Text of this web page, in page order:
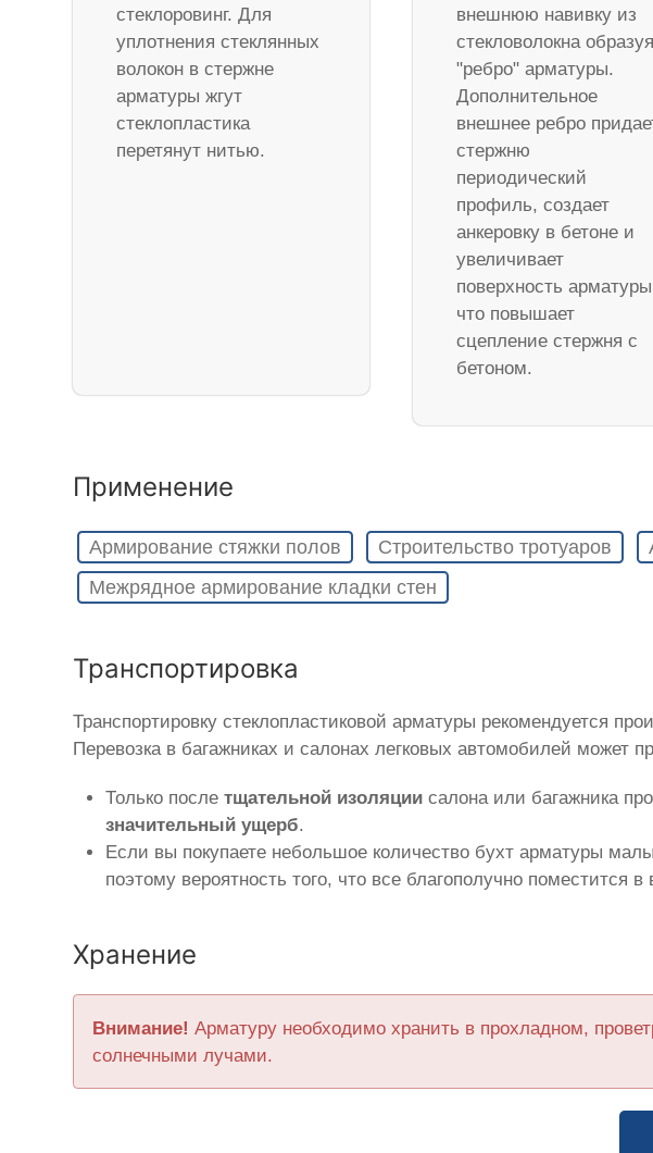
стеклоровинг. Для
уплотнения стеклянных
волокон в стержне
арматуры жгут
стеклопластика
перетянут нитью.
внешнюю навивку из
стекловолокна образуя
"ребро" арматуры.
Дополнительное
внешнее ребро
стержню
периодический
профиль, создает
анкеровку в бетоне и
увеличивает
поверхность
что повышает
сцепление стержня с
бетоном.
Применение
Армирование стяжки полов Строительство тротуаров
Межрядное армирование кладки стен
Транспортировка
Транспортировку стеклопластиковой арматуры рекомендуется
Перевозка в багажниках и салонах легковых автомобилей может
Только послетщательной изоляции салона или багажника
значительный ущерб.
Если вы покупаете небольшое количество бухт арматуры
поэтому вероятность того, что все благополучно
Хранение
Внимание! Арматуру необходимо хранить в прохладном,
солнечными лучами.